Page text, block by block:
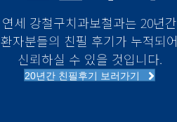
연세 강철구치과보철과는 20년간
환자분들의 친필 후기가 누적되어
신뢰하실 수 있을 것입니다.
20년간 친필후기 보러가기